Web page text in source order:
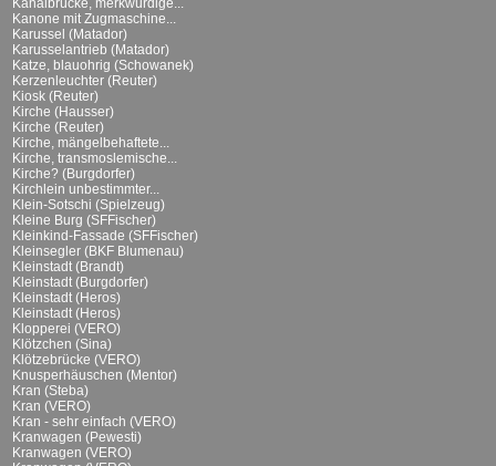
Kanalbrücke, merkwürdige...
Kanone mit Zugmaschine...
Karussel (Matador)
Karusselantrieb (Matador)
Katze, blauohrig (Schowanek)
Kerzenleuchter (Reuter)
Kiosk (Reuter)
Kirche (Hausser)
Kirche (Reuter)
Kirche, mängelbehaftete...
Kirche, transmoslemische...
Kirche? (Burgdorfer)
Kirchlein unbestimmter...
Klein-Sotschi (Spielzeug)
Kleine Burg (SFFischer)
Kleinkind-Fassade (SFFischer)
Kleinsegler (BKF Blumenau)
Kleinstadt (Brandt)
Kleinstadt (Burgdorfer)
Kleinstadt (Heros)
Kleinstadt (Heros)
Klopperei (VERO)
Klötzchen (Sina)
Klötzebrücke (VERO)
Knusperhäuschen (Mentor)
Kran (Steba)
Kran (VERO)
Kran - sehr einfach (VERO)
Kranwagen (Pewesti)
Kranwagen (VERO)